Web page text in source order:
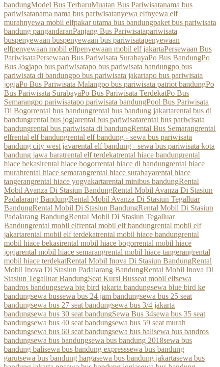
bandungModel Bus TerbaruMuatan Bus Pariwisatanama bus
pariwisatanama nama bus pariwisatanyewa elfnyewa elf
murahnyewa mobil elfpakar utama bus bandungpaket bus pariwisata
bandung pangandaranPanjang Bus Pariwisatapariwisata
buspenyewaan buspenyewaan bus pariwisatapenyewaan
elfpenyewaan mobil elfpenyewaan mobil elf jakartaPersewaan Bus
PariwisataPersewaan Bus Pariwisata SurabayaPo Bus BandungPo
Bus Jogjapo bus pariwisatapo bus pariwisata bandungpo bus
pariwisata di bandungpo bus pariwisata jakartapo bus pariwisata
jogjaPo Bus Pariwisata Malangpo bus pariwisata patriot bandungPo
Bus Pariwisata SurabayaPo Bus Pariwisata TerdekatPo Bus
Semarangpo pariwisatapo pariwisata bandungPool Bus Pariwisata
Di Bogorrental bus bandungrental bus bandung jakartarental bus di
bandungrental bus jogjarental bus pariwisatarental bus pariwisata
bandungrental bus pariwisata di bandungRental Bus Semarangrental
elfrental elf bandungrental elf bandung - sewa bus pariwisata
bandung city west javarental elf bandung - sewa bus pariwisata kota
bandung jawa baratrental elf terdekatrental hiace bandungrental
hiace bekasirental hiace bogorrental hiace di bandungrental hiace
murahrental hiace semarangrental hiace surabayarental hiace
tangerangrental hiace yogyakartarental minibus bandungRental
Mobil Avanza Di Stasiun BandungRental Mobil Avanza Di Stasiun
Padalarang BandungRental Mobil Avanza Di Stasiun Tegalluar
BandungRental Mobil Di Stasiun BandungRental Mobil Di Stasiun
Padalarang BandungRental Mobil Di Stasiun Tegalluar
Bandungrental mobil elfrental mobil elf bandungrental mobil elf
jakartarental mobil elf terdekatrental mobil hiace bandungrental
mobil hiace bekasirental mobil hiace bogorrental mobil hiace
jogjarental mobil hiace semarangrental mobil hiace tangerangrental
mobil hiace terdekatRental Mobil Inova Di Stasiun BandungRental
Mobil Inova Di Stasiun Padalarang BandungRental Mobil Inova Di
Stasiun Tegalluar BandungSeat Kursi Busseat mobil elfsewa
bandros bandungsewa big bird jakarta bandungsewa blue bird ke
bandungsewa bussewa bus 24 jam bandungsewa bus 25 seat
bandungsewa bus 27 seat bandungsewa bus 3/4 jakarta
bandungsewa bus 30 seat bandungSewa Bus 34sewa bus 35 seat
bandungsewa bus 40 seat bandungsewa bus 59 seat murah
bandungsewa bus 60 seat bandungsewa bus balisewa bus bandros
bandungsewa bus bandungsewa bus bandung 2018sewa bus
bandung balisewa bus bandung expresssewa bus bandung
garutsewa bus bandung hargasewa bus bandung jakartasewa bus